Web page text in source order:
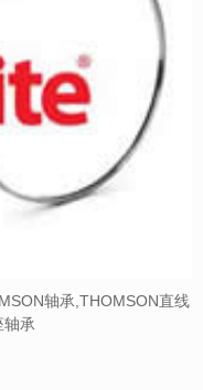
轴承,THOMSON直线
轴承